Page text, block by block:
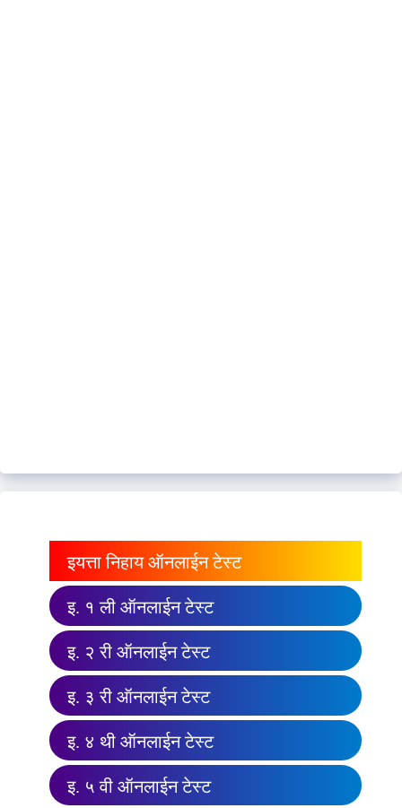
इयत्ता निहाय ऑनलाईन टेस्ट
इ. १ ली ऑनलाईन टेस्ट
इ. २ री ऑनलाईन टेस्ट
इ. ३ री ऑनलाईन टेस्ट
इ. ४ थी ऑनलाईन टेस्ट
इ. ५ वी ऑनलाईन टेस्ट